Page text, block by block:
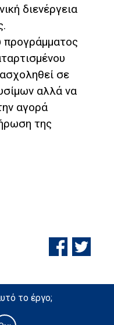
διενέργεια
προγράμματος
σε
αλλά να
αγορά
της
το έργο;